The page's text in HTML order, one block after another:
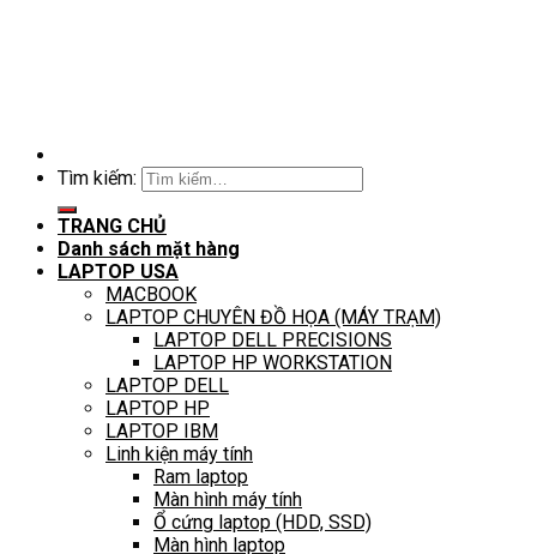
Tìm kiếm:
TRANG CHỦ
Danh sách mặt hàng
LAPTOP USA
MACBOOK
LAPTOP CHUYÊN ĐỒ HỌA (MÁY TRẠM)
LAPTOP DELL PRECISIONS
LAPTOP HP WORKSTATION
LAPTOP DELL
LAPTOP HP
LAPTOP IBM
Linh kiện máy tính
Ram laptop
Màn hình máy tính
Ổ cứng laptop (HDD, SSD)
Màn hình laptop